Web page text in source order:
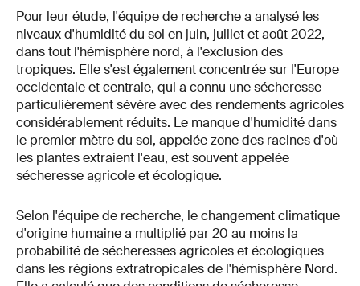
Pour leur étude, l'équipe de recherche a analysé les
niveaux d'humidité du sol en juin, juillet et août 2022,
dans tout l'hémisphère nord, à l'exclusion des
tropiques. Elle s'est également concentrée sur l'Europe
occidentale et centrale, qui a connu une sécheresse
particulièrement sévère avec des rendements agricoles
considérablement réduits. Le manque d'humidité dans
le premier mètre du sol, appelée zone des racines d'où
les plantes extraient l'eau, est souvent appelée
sécheresse agricole et écologique.
Selon l'équipe de recherche, le changement climatique
d'origine humaine a multiplié par 20 au moins la
probabilité de sécheresses agricoles et écologiques
dans les régions extratropicales de l'hémisphère Nord.